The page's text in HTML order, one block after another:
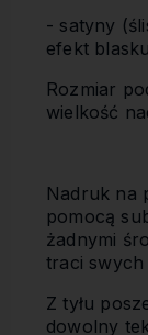
- satyny
efekt
Rozmiar
wielkość
Nadruk na
pomocą
żadnymi
traci
Z tyłu
dowolny